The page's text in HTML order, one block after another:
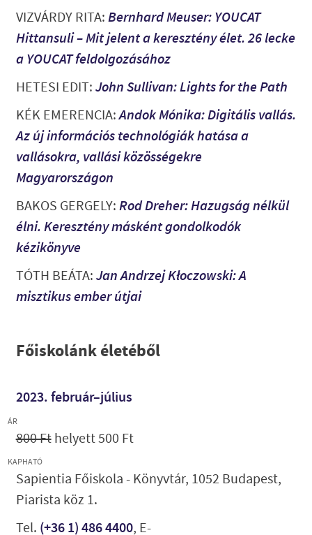
VIZVÁRDY RITA: Bernhard Meuser: YOUCAT
Hittansuli – Mit jelent a keresztény élet. 26 lecke
a YOUCAT feldolgozásához
HETESI EDIT: John Sullivan: Lights for the Path
KÉK EMERENCIA:Andok Mónika: Digitális vallás.
Az új információs technológiák hatása a
vallásokra, vallási közösségekre
Magyarországon
BAKOS GERGELY: Rod Dreher: Hazugság nélkül
élni. Keresztény másként gondolkodók
kézikönyve
TÓTH BEÁTA: Jan Andrzej Kłoczowski: A
misztikus ember útjai
Főiskolánk életéből
2023. február–július
ÁR
800 Fthelyett 500 Ft
KAPHATÓ
Sapientia Főiskola - Könyvtár, 1052 Budapest,
Piarista köz 1.
Tel. (+36 1) 486 4400, E-